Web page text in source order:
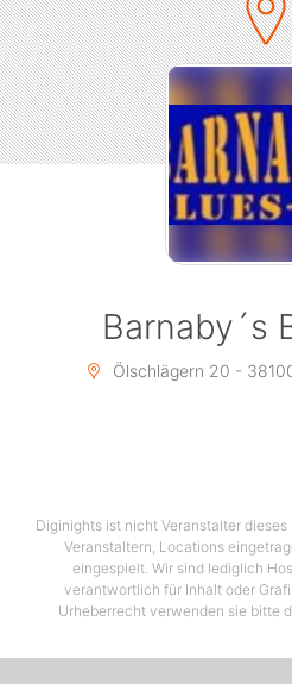
Barnaby´s
Ölschlägern 20 -
Diginights ist nicht Veranstalter
Veranstaltern, Locations
eingespielt. Wir sind lediglich
verantwortlich für Inhalt oder
Urheberrecht verwenden sie bitte